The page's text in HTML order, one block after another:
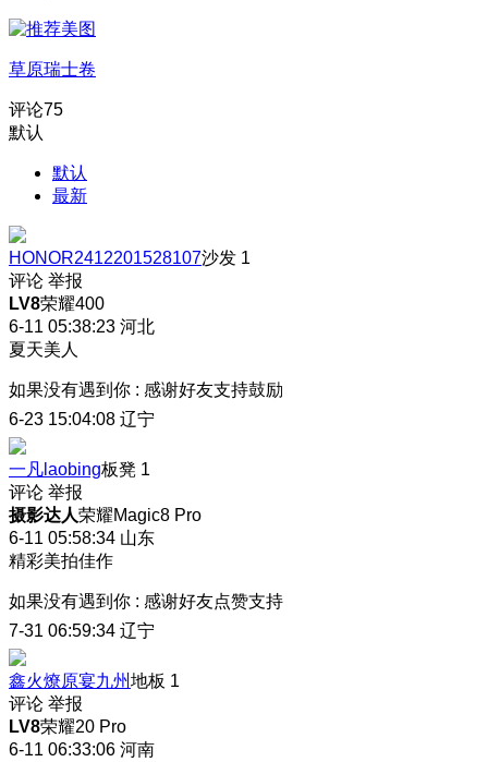
草原瑞士卷
评论75
默认
默认
最新
HONOR2412201528107沙发 1
评论 举报
LV8荣耀400
6-11 05:38:23 河北
夏天美人
如果没有遇到你 : 感谢好友支持鼓励
6-23 15:04:08 辽宁
一凡laobing板凳 1
评论 举报
摄影达人荣耀Magic8 Pro
6-11 05:58:34 山东
精彩美拍佳作
如果没有遇到你 : 感谢好友点赞支持
7-31 06:59:34 辽宁
鑫火燎原宴九州地板 1
评论 举报
LV8荣耀20 Pro
6-11 06:33:06 河南